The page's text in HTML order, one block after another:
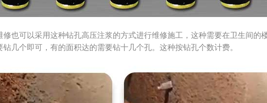
修也可以采用这种钻孔高压注浆的方式进行维修施工，这种需要在卫生间
几个即可，有的面积达的需要钻十几个孔。这种按钻孔个数计费。